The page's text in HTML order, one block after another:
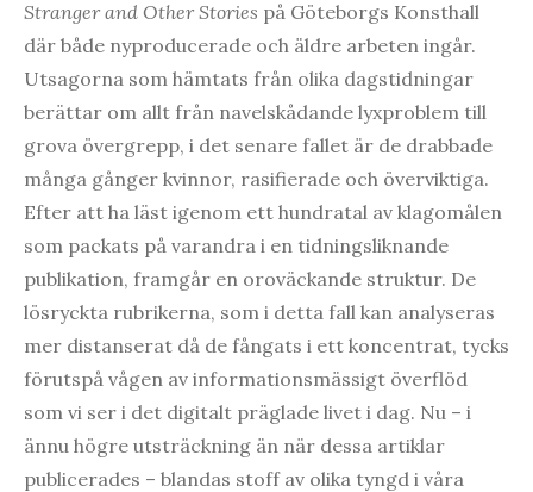
Stranger and Other Stories på Göteborgs Konsthall
där både nyproducerade och äldre arbeten ingår.
Utsagorna som hämtats från olika dagstidningar
berättar om allt från navelskådande lyxproblem till
grova övergrepp, i det senare fallet är de drabbade
många gånger kvinnor, rasifierade och överviktiga.
Efter att ha läst igenom ett hundratal av klagomålen
som packats på varandra i en tidningsliknande
publikation, framgår en oroväckande struktur. De
lösryckta rubrikerna, som i detta fall kan analyseras
mer distanserat då de fångats i ett koncentrat, tycks
förutspå vågen av informationsmässigt överflöd
som vi ser i det digitalt präglade livet i dag. Nu – i
ännu högre utsträckning än när dessa artiklar
publicerades – blandas stoff av olika tyngd i våra